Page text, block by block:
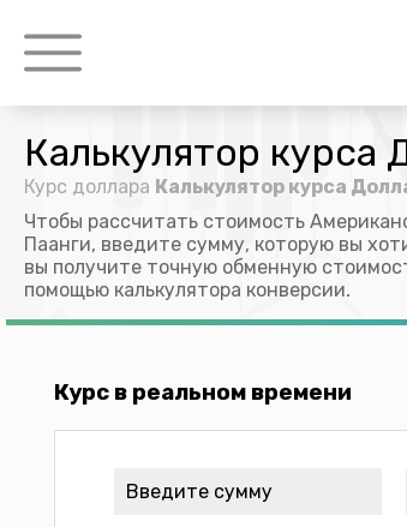
Калькулятор курса
Курс доллара Калькулятор курса
Чтобы рассчитать стоимость
Паанги, введите сумму, которую вы
вы получите точную обменную
помощью калькулятора конверсии.
Курс в реальном времени